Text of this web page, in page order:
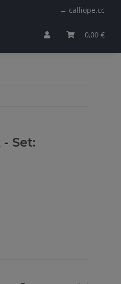
← calliope.cc
0,00 €
Set: